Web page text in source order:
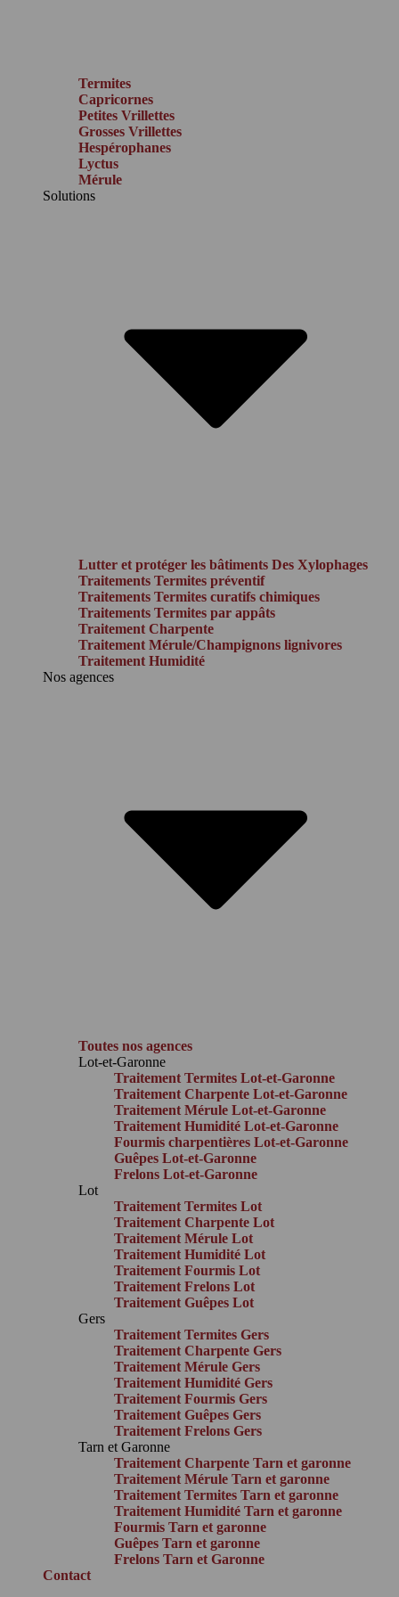
Termites
Capricornes
Petites Vrillettes
Grosses Vrillettes
Hespérophanes
Lyctus
Mérule
Solutions
Lutter et protéger les bâtiments Des Xylophages
Traitements Termites préventif
Traitements Termites curatifs chimiques
Traitements Termites par appâts
Traitement Charpente
Traitement Mérule/Champignons lignivores
Traitement Humidité
Nos agences
Toutes nos agences
Lot-et-Garonne
Traitement Termites Lot-et-Garonne
Traitement Charpente Lot-et-Garonne
Traitement Mérule Lot-et-Garonne
Traitement Humidité Lot-et-Garonne
Fourmis charpentières Lot-et-Garonne
Guêpes Lot-et-Garonne
Frelons Lot-et-Garonne
Lot
Traitement Termites Lot
Traitement Charpente Lot
Traitement Mérule Lot
Traitement Humidité Lot
Traitement Fourmis Lot
Traitement Frelons Lot
Traitement Guêpes Lot
Gers
Traitement Termites Gers
Traitement Charpente Gers
Traitement Mérule Gers
Traitement Humidité Gers
Traitement Fourmis Gers
Traitement Guêpes Gers
Traitement Frelons Gers
Tarn et Garonne
Traitement Charpente Tarn et garonne
Traitement Mérule Tarn et garonne
Traitement Termites Tarn et garonne
Traitement Humidité Tarn et garonne
Fourmis Tarn et garonne
Guêpes Tarn et garonne
Frelons Tarn et Garonne
Contact